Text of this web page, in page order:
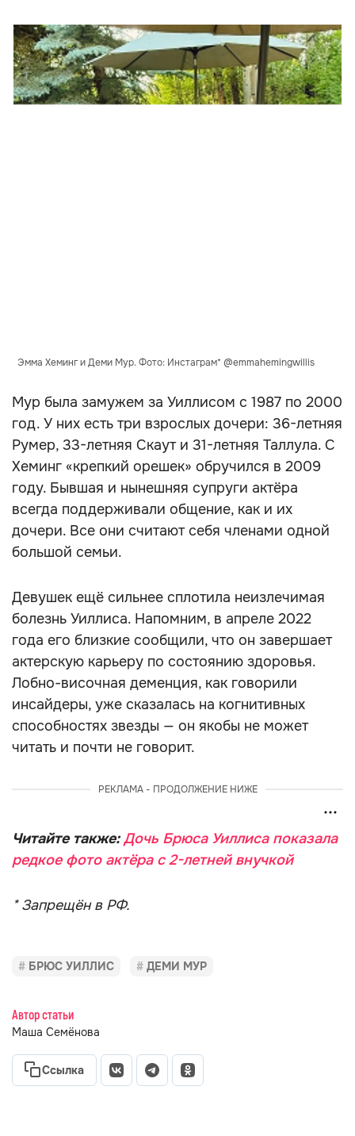
Эмма Хеминг и Деми Мур. Фото: Инстаграм* @emmahemingwillis
Мур была замужем за Уиллисом с 1987 по 2000
год. У них есть три взрослых дочери: 36-летняя
Румер, 33-летняя Скаут и 31-летняя Таллула. С
Хеминг «крепкий орешек» обручился в 2009
году. Бывшая и нынешняя супруги актёра
всегда поддерживали общение, как и их
дочери. Все они считают себя членами одной
большой семьи.
Девушек ещё сильнее сплотила неизлечимая
болезнь Уиллиса. Напомним, в апреле 2022
года его близкие сообщили, что он завершает
актерскую карьеру по состоянию здоровья.
Лобно-височная деменция, как говорили
инсайдеры, уже сказалась на когнитивных
способностях звезды — он якобы не может
читать и почти не говорит.
РЕКЛАМА - ПРОДОЛЖЕНИЕ НИЖЕ
Читайте также:Дочь Брюса Уиллиса показала
редкое фото актёра с 2-летней внучкой
* Запрещён в РФ.
БРЮС УИЛЛИС ДЕМИ МУР
Автор статьи
Маша Семёнова
Ссылка